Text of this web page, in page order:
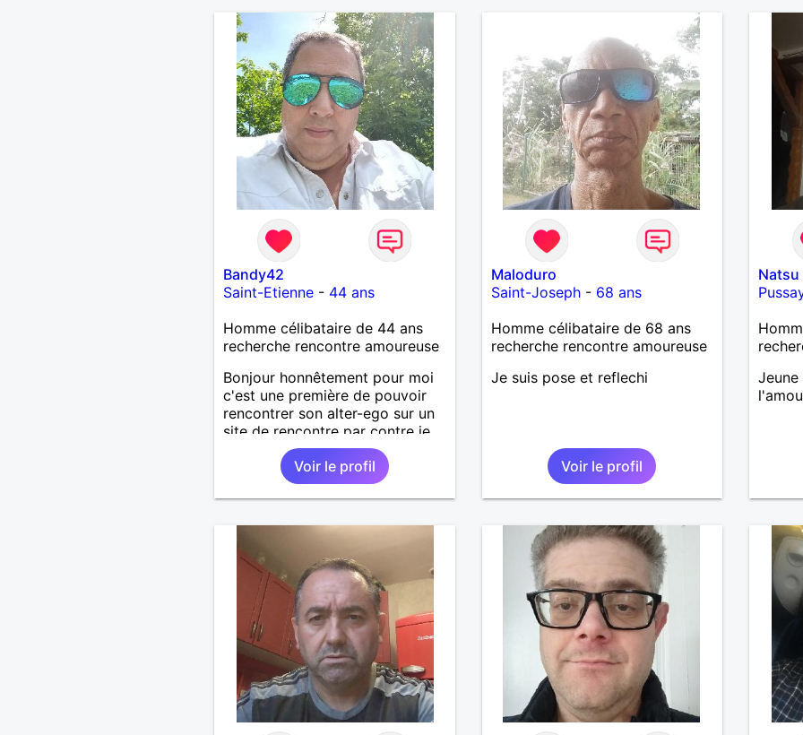
Bandy42
Saint-Etienne- 44 ans
Homme célibataire de 44 ans
recherche rencontre amoureuse
Bonjour honnêtement pour moi
c'est une première de pouvoir
rencontrer son alter-ego sur un
site de rencontre par contre je
suis dinamique entreprenant
respectueux audacieuse
attentionné sincères et expressif
et j' aime surtout les câlins et à
amour bisous à+ à bientôt
Voir le profil
Maloduro
Saint-Joseph- 68 ans
Homme célibataire de 68 ans
recherche rencontre amoureuse
Je suis pose et reflechi
Voir le profil
Natsu